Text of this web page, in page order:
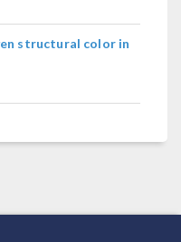
structural color in